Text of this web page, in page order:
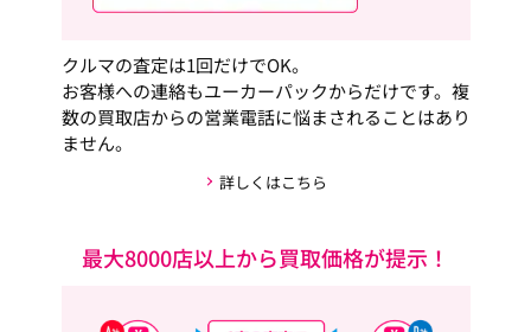
クルマの査定は1回だけでOK。
お客様への連絡もユーカーパックからだけです。複
数の買取店からの営業電話に悩まされることはあり
ません。
詳しくはこちら
最大8000店以上から買取価格が提示！